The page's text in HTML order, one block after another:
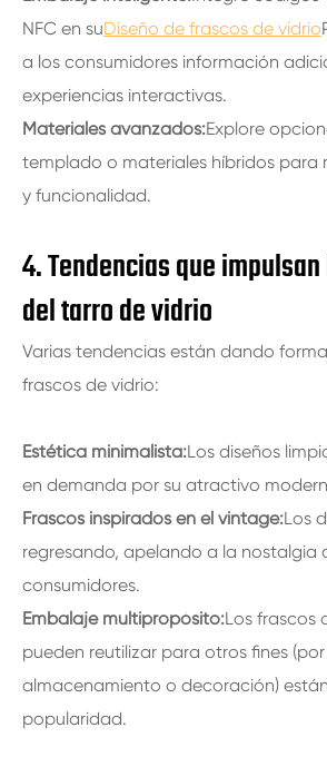
NFC en suDiseño de frascos de vidrio
a los consumidores información
experiencias interactivas.
Materiales avanzados:Explore
templado o materiales híbridos para
y funcionalidad.
4. Tendencias que
del tarro de vidrio
Varias tendencias están dando
frascos de vidrio:
Estética minimalista:Los diseños
en demanda por su atractivo
Frascos inspirados en el vintage:Los
regresando, apelando a la nostalgia
consumidores.
Embalaje multipropósito:Los frascos
pueden reutilizar para otros fines
almacenamiento o decoración)
popularidad.